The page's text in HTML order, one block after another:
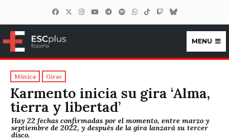
ESCplus España
MENU
Música Giras
Karmento inicia su gira ‘Alma,
tierra y libertad’
Hay 22 fechas confirmadas por el momento, entre marzo y
septiembre de 2022, y después de la gira lanzará su tercer
disco.